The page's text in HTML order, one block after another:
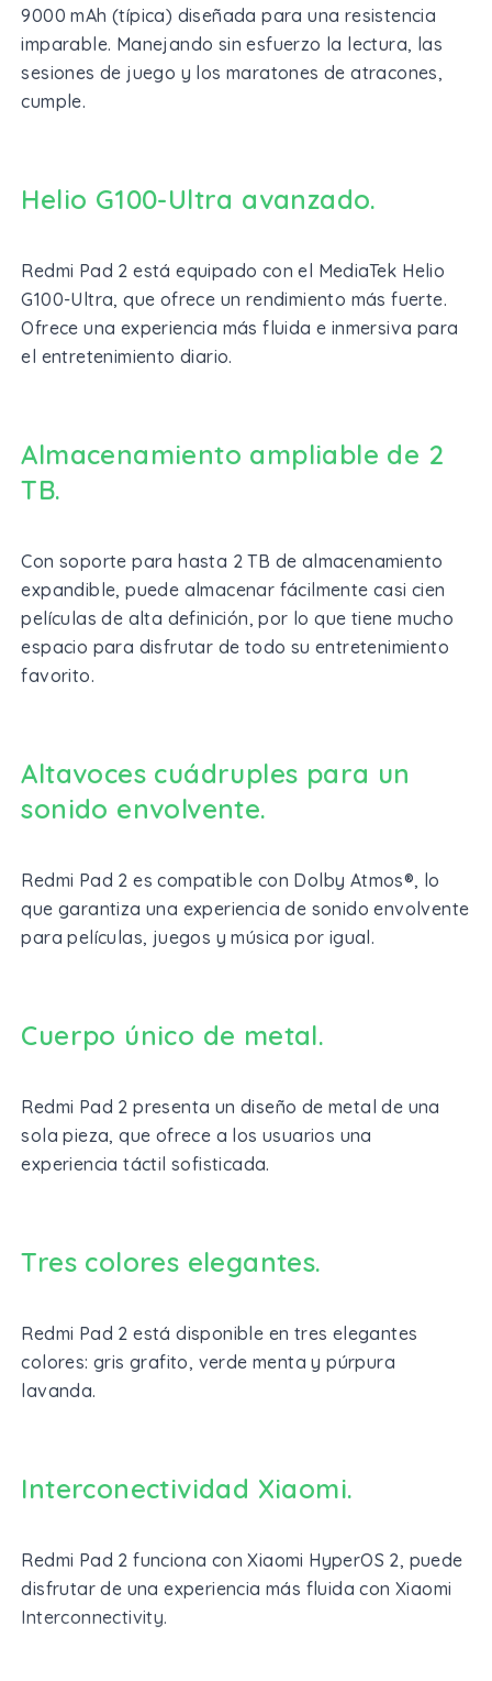
9000 mAh (típica) diseñada para una resistencia
imparable. Manejando sin esfuerzo la lectura, las
sesiones de juego y los maratones de atracones,
cumple.
Helio G100-Ultra avanzado.
Redmi Pad 2 está equipado con el MediaTek Helio
G100-Ultra, que ofrece un rendimiento más fuerte.
Ofrece una experiencia más fluida e inmersiva para
el entretenimiento diario.
Almacenamiento ampliable de 2
TB.
Con soporte para hasta 2 TB de almacenamiento
expandible, puede almacenar fácilmente casi cien
películas de alta definición, por lo que tiene mucho
espacio para disfrutar de todo su entretenimiento
favorito.
Altavoces cuádruples para un
sonido envolvente.
Redmi Pad 2 es compatible con Dolby Atmos®, lo
que garantiza una experiencia de sonido envolvente
para películas, juegos y música por igual.
Cuerpo único de metal.
Redmi Pad 2 presenta un diseño de metal de una
sola pieza, que ofrece a los usuarios una
experiencia táctil sofisticada.
Tres colores elegantes.
Redmi Pad 2 está disponible en tres elegantes
colores: gris grafito, verde menta y púrpura
lavanda.
Interconectividad Xiaomi.
Redmi Pad 2 funciona con Xiaomi HyperOS 2, puede
disfrutar de una experiencia más fluida con Xiaomi
Interconnectivity.